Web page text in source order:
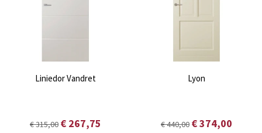
Liniedor Vandret
€ 315,00 € 267,75
Lyon
€ 440,00 € 374,00